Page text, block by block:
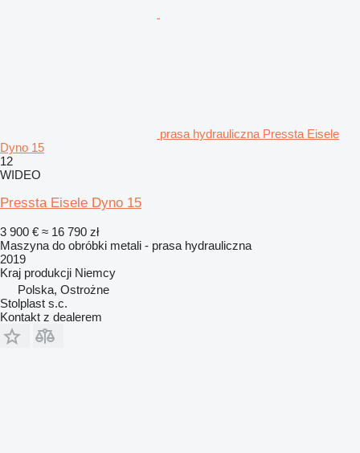
prasa hydrauliczna Pressta Eisele
Dyno 15
12
WIDEO
Pressta Eisele Dyno 15
3 900 € ≈ 16 790 zł
Maszyna do obróbki metali - prasa hydrauliczna
2019
Kraj produkcji Niemcy
Polska, Ostrożne
Stolplast s.c.
Kontakt z dealerem